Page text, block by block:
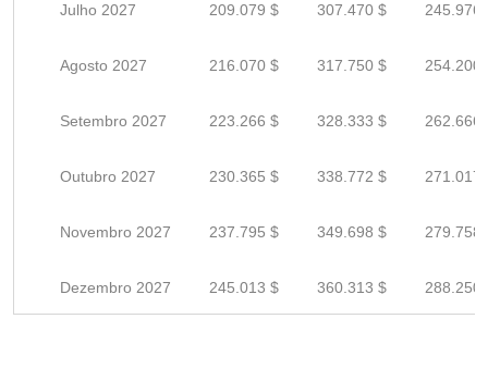
Julho 2027 209.079 $ 307.470 $ 245.976
Agosto 2027 216.070 $ 317.750 $ 254.200
Setembro 2027 223.266 $ 328.333 $ 262.666
Outubro 2027 230.365 $ 338.772 $ 271.017
Novembro 2027 237.795 $ 349.698 $ 279.758
Dezembro 2027 245.013 $ 360.313 $ 288.250